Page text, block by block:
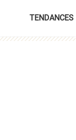
TENDANCES